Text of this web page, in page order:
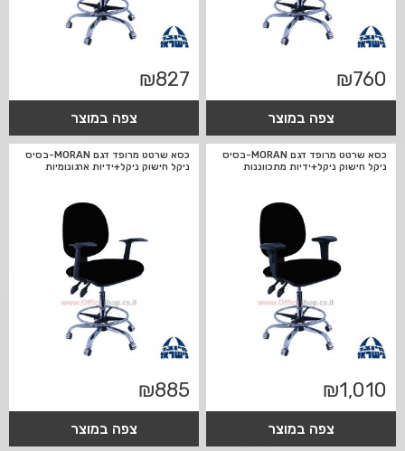
₪760
צפה במוצר
₪827
צפה במוצר
כסא שרטט מרופד דגם MORAN-בסיס
ניקל חישוק ניקל+ידיות מתכווננות
₪1,010
צפה במוצר
כסא שרטט מרופד דגם MORAN-בסיס
ניקל חישוק ניקל+ידיות ארגונומיות
₪885
צפה במוצר